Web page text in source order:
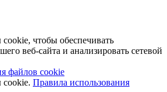
чтобы обеспечивать
веб-сайта и анализировать сетевой
файлов cookie
Правила использования